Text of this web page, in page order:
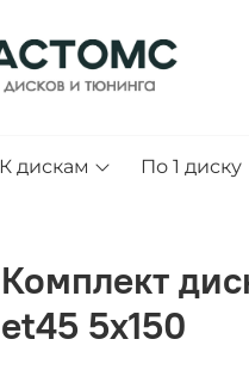
К дискам По 1 диску
Комплект
et45 5x150